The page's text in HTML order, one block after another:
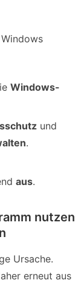
Windows-
und
.
aus.
nutzen
Ursache.
erneut aus